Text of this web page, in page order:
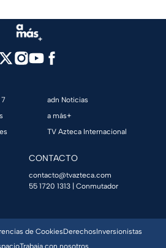
adn Noticias
a más+
TV Azteca Internacional
CONTACTO
contacto@tvazteca.com
55 1720 1313 | Conmutador
de CookiesDerechosInversionistas
Trabaja con nosotros